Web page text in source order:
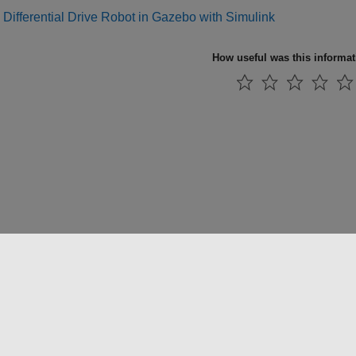
Differential Drive Robot in Gazebo with Simulink
How useful was this